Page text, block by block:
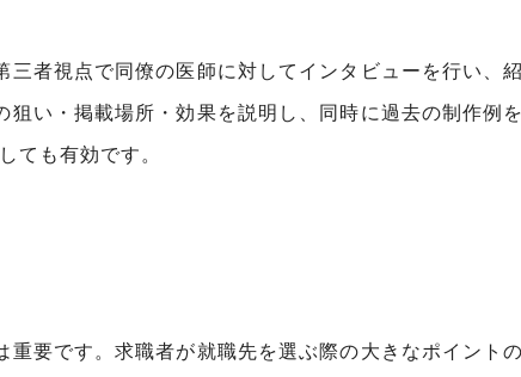
者視点で同僚の医師に対してインタビューを行い、
い・掲載場所・効果を説明し、同時に過去の制作例
ても有効です。
要です。求職者が就職先を選ぶ際の大きなポイント